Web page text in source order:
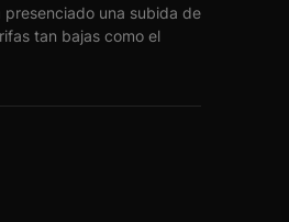
presenciado una subida de
tan bajas como el